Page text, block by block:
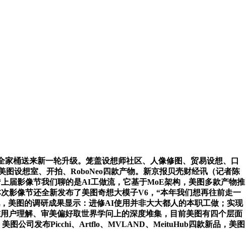
桶送来新一轮升级。笼盖设想师社区、人像修图、贸易设想、口
设想室、开拍、RoboNeo四款产物。新京报贝壳财经讯（记者陈
届影像节我们聊的是AI工做流，它基于MoE架构，美图多款产物推
影像节还全新发布了美图奇想大模子V6，“本年我们想再往前走一
美图的调研成果显示：进修AI使用并非大大都人的本职工做；实现
理解、审美偏好取世界学问上的深度堆集，目前美图有四个层面
图公司发布Picchi、Artflo、MVLAND、MeituHub四款新品，美图